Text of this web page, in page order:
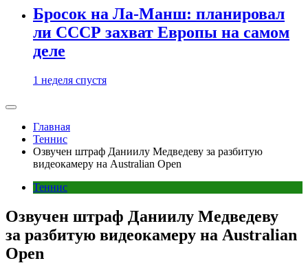
Бросок на Ла-Манш: планировал
ли СССР захват Европы на самом
деле
1 неделя спустя
Главная
Теннис
Озвучен штраф Даниилу Медведеву за разбитую
видеокамеру на Australian Open
Теннис
Озвучен штраф Даниилу Медведеву
за разбитую видеокамеру на Australian
Open